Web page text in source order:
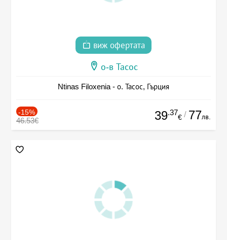
виж офертата
о-в Тасос
Ntinas Filoxenia - о. Тасос, Гърция
-15%
46.53€ 39.37
€ / 77лв.